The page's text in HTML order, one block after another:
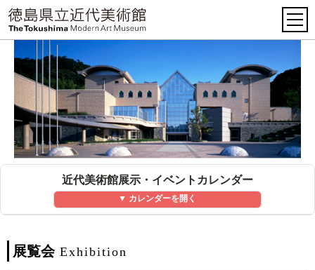
近代美術館展示・イベントカレンダー
▼ カレンダーを開く
展覧会 Exhibition